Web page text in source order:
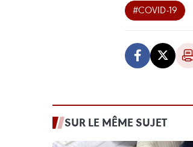
#COVID-19
SUR LE MÊME SUJET